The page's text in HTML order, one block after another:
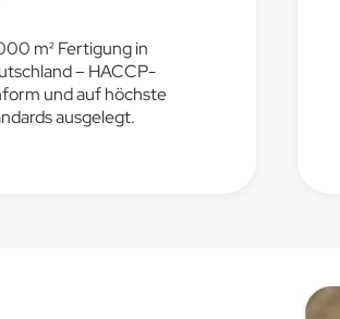
m² Fertigung in
– HACCP-
und auf höchste
ausgelegt.